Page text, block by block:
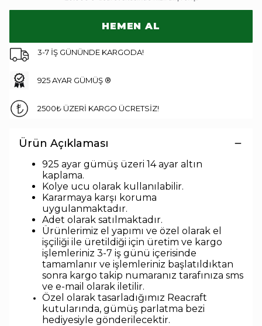
HEMEN AL
3-7 İŞ GÜNÜNDE KARGODA!
925 AYAR GÜMÜŞ ®
2500₺ ÜZERİ KARGO ÜCRETSİZ!
Ürün Açıklaması
925 ayar gümüş üzeri 14 ayar altın
kaplama.
Kolye ucu olarak kullanılabilir.
Kararmaya karşı koruma
uygulanmaktadır.
Adet olarak satılmaktadır.
Ürünlerimiz el yapımı ve özel olarak el
işçiliği ile üretildiği için üretim ve kargo
işlemleriniz 3-7 iş günü içerisinde
tamamlanır ve işlemleriniz başlatıldıktan
sonra kargo takip numaranız tarafınıza sms
ve e-mail olarak iletilir.
Özel olarak tasarladığımız Reacraft
kutularında, gümüş parlatma bezi
hediyesiyle gönderilecektir.